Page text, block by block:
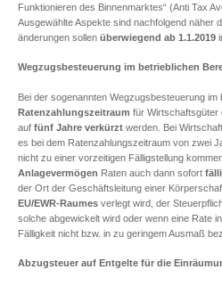
Funktionieren des Binnenmarktes“ (Anti Tax
Ausgewählte Aspekte sind nachfolgend näher
änderungen sollen überwiegend ab 1.1.2019
Wegzugsbesteuerung im betrieblichen
Bei der sogenannten Wegzugsbesteuerung im
Ratenzahlungszeitraum für Wirtschaftsgüter
auf fünf Jahre verkürzt werden. Bei
es bei dem Ratenzahlungszeitraum von zwei
nicht zu einer vorzeitigen Fälligstellung
Anlagevermögen Raten auch dann sofort
der Ort der Geschäftsleitung einer
EU/EWR-Raumes verlegt wird, der
solche abgewickelt wird oder wenn eine Rate
Fälligkeit nicht bzw. in zu geringem Ausmaß
Abzugsteuer auf Entgelte für die